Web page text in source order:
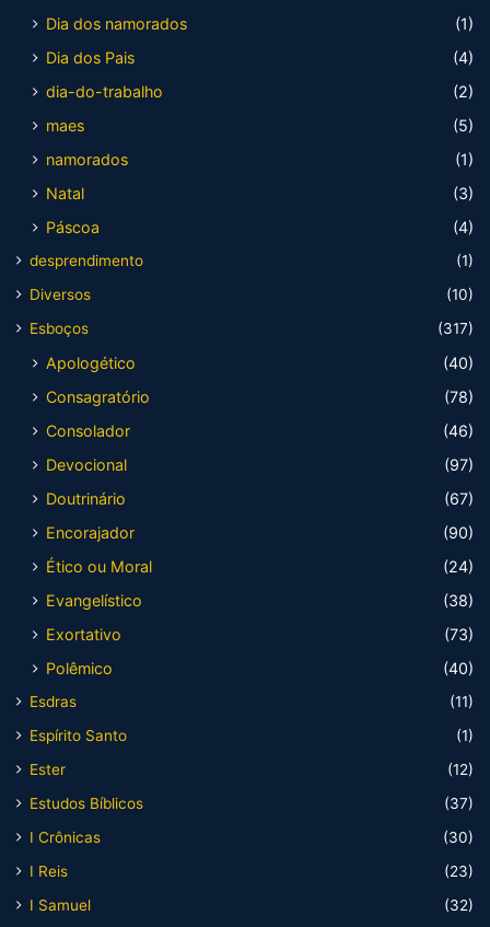
Dia dos namorados
(1)
Dia dos Pais
(4)
dia-do-trabalho
(2)
maes
(5)
namorados
(1)
Natal
(3)
Páscoa
(4)
desprendimento
(1)
Diversos
(10)
Esboços
(317)
Apologético
(40)
Consagratório
(78)
Consolador
(46)
Devocional
(97)
Doutrinário
(67)
Encorajador
(90)
Ético ou Moral
(24)
Evangelístico
(38)
Exortativo
(73)
Polêmico
(40)
Esdras
(11)
Espírito Santo
(1)
Ester
(12)
Estudos Bíblicos
(37)
I Crônicas
(30)
I Reis
(23)
I Samuel
(32)